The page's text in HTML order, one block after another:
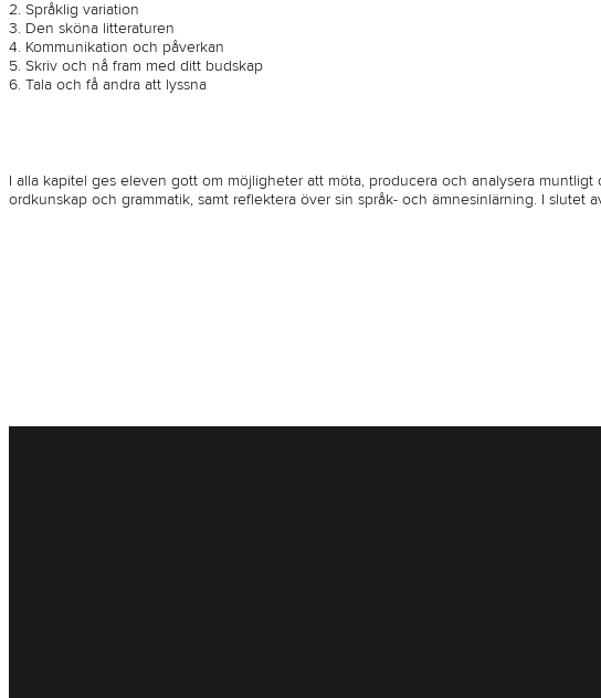
2. Språklig variation
3. Den sköna litteraturen
4. Kommunikation och påverkan
5. Skriv och nå fram med ditt budskap
6. Tala och få andra att lyssna
I alla kapitel ges eleven gott om möjligheter att möta, producera och analysera
ordkunskap och grammatik, samt reflektera över sin språk- och ämnesinlärning. I